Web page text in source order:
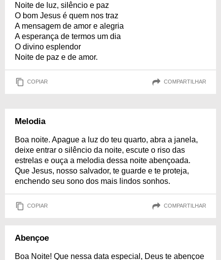
Noite de luz, silêncio e paz
O bom Jesus é quem nos traz
A mensagem de amor e alegria
A esperança de termos um dia
O divino esplendor
Noite de paz e de amor.
COPIAR COMPARTILHAR
Melodia
Boa noite. Apague a luz do teu quarto, abra a janela,
deixe entrar o silêncio da noite, escute o riso das
estrelas e ouça a melodia dessa noite abençoada.
Que Jesus, nosso salvador, te guarde e te proteja,
enchendo seu sono dos mais lindos sonhos.
COPIAR COMPARTILHAR
Abençoe
Boa Noite! Que nessa data especial, Deus te abençoe